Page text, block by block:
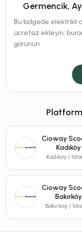
Germencik,
Bu bölgede elektrikli
ücretsiz ekleyin;
görünün.
Cioway
Kadıköy
Kadıköy /
Cioway
Bakırköy
Bakırköy /